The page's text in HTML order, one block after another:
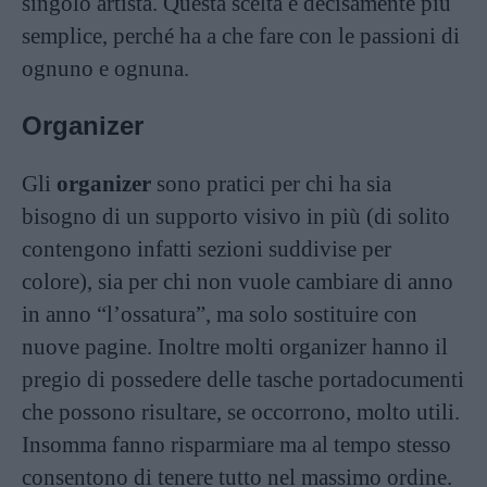
semplice, perché ha a che fare con le passioni di
ognuno e ognuna.
Organizer
Gli organizer sono pratici per chi ha sia
bisogno di un supporto visivo in più (di solito
contengono infatti sezioni suddivise per
colore), sia per chi non vuole cambiare di anno
in anno “l’ossatura”, ma solo sostituire con
nuove pagine. Inoltre molti organizer hanno il
pregio di possedere delle tasche portadocumenti
che possono risultare, se occorrono, molto utili.
Insomma fanno risparmiare ma al tempo stesso
consentono di tenere tutto nel massimo ordine.